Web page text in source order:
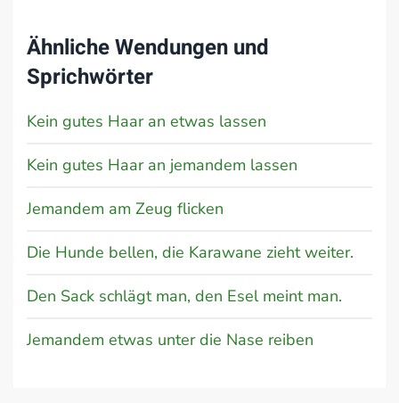
Ähnliche Wendungen und
Sprichwörter
Kein gutes Haar an etwas lassen
Kein gutes Haar an jemandem lassen
Jemandem am Zeug flicken
Die Hunde bellen, die Karawane zieht weiter.
Den Sack schlägt man, den Esel meint man.
Jemandem etwas unter die Nase reiben